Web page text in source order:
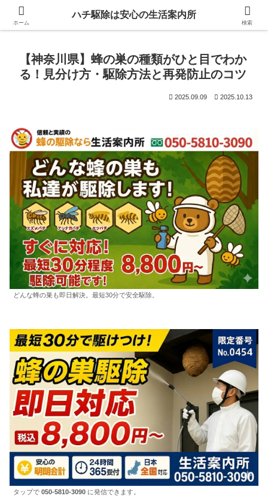
【神奈川県】蜂の巣の種類がひと目でわか
る！見分け方・駆除方法と再発防止のコツ
2025.09.09 2025.10.13
どんな蜂の巣も即日解決。最短30分で安全駆除。
タップで 050-5810-3090 に発信できます。
ホーム
ハチ駆除は安心の生活案内所
検索